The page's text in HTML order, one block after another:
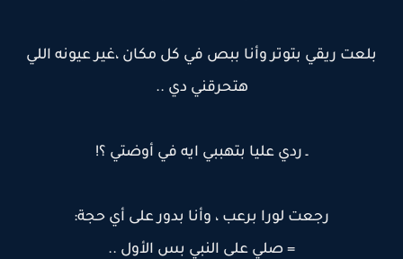
بلعت ريقي بتوتر وأنا ببص في كل مكان ،غير عيونه اللي
هتحرقني دي ..
ـ ردي عليا بتهببي ايه في أوضتي ؟!
رجعت لورا برعب ، وأنا بدور على أي حجة:
= صلي على النبي بس الأول ..